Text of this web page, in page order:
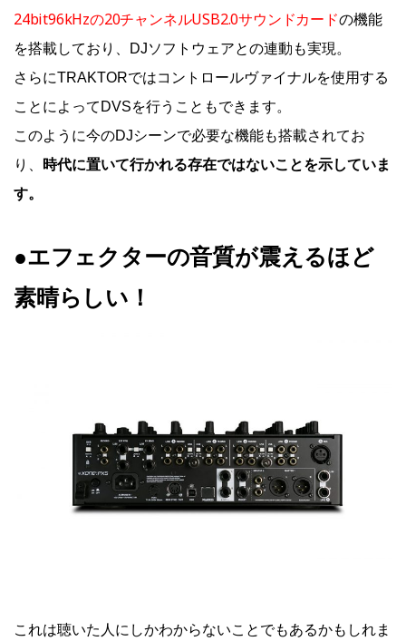
24bit96kHzの20チャンネルUSB2.0サウンドカードの機能
を搭載しており、DJソフトウェアとの連動も実現。
さらにTRAKTORではコントロールヴァイナルを使用する
ことによってDVSを行うこともできます。
このように今のDJシーンで必要な機能も搭載されてお
り、
時代に置いて行かれる存在ではないことを示していま
す。
●エフェクターの音質が震えるほど
素晴らしい！
これは聴いた人にしかわからないことでもあるかもしれま